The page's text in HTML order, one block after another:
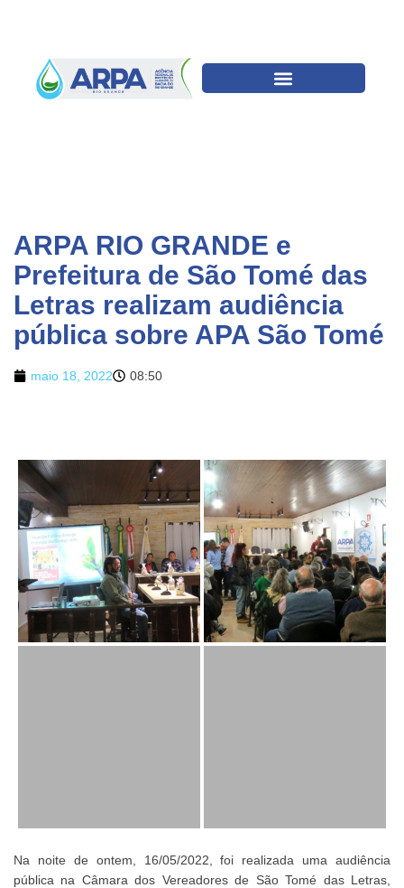
ARPA RIO GRANDE e
Prefeitura de São Tomé das
Letras realizam audiência
pública sobre APA São Tomé
maio 18, 2022 08:50
Na noite de ontem, 16/05/2022, foi realizada uma audiência
pública na Câmara dos Vereadores de São Tomé das Letras,